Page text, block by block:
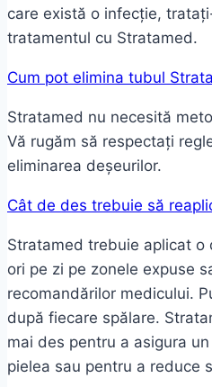
care există o infecție,
tratamentul cu Stratamed.
Cum pot elimina tubul
Stratamed nu necesită
Vă rugăm să respectați
eliminarea deșeurilor.
Cât de des trebuie să
Stratamed trebuie aplicat o
ori pe zi pe zonele expuse
recomandărilor medicului.
după fiecare spălare.
mai des pentru a asigura
pielea sau pentru a reduce